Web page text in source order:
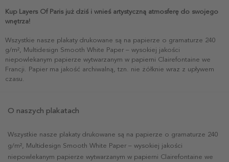
Kup Layers Of Paris już dziś i wnieś artystyczną atmosferę do swojego
wnętrza!
Wszystkie nasze plakaty drukowane są na papierze o gramaturze 240
g/m², Multidesign Smooth White Paper – wysokiej jakości
niepowlekanym papierze wytwarzanym w papierni Clairefontaine we
Francji. Papier ma jakość archiwalną, tzn. nie żółknie wraz z upływem
czasu.
O naszych plakatach
Wszystkie nasze plakaty drukowane są na papierze o gramaturze 240
g/m², Multidesign Smooth White Paper – wysokiej jakości
niepowlekanym papierze wytwarzanym w papierni Clairefontaine we